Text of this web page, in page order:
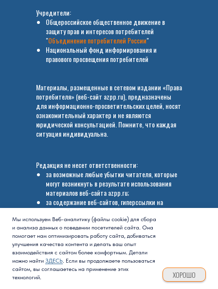
ГЛАВНАЯ АКТУАЛЬНО ЮРИДИЧЕСКИЙ РАЗБОР СУДЕБНЫЕ
Мы используем Веб-аналитику (файлы cookie) для сбора
и анализа данных о поведении посетителей сайта. Она
помогает нам оптимизировать работу сайта, добиваться
улучшения качества контента и делать ваш опыт
взаимодействия с сайтом более комфортным. Детали
можно найти ЗДЕСЬ. Если вы продолжаете пользоваться
сайтом, вы соглашаетесь на применение этих
технологий.
ХОРОШО
Учредители:
Общероссийское общественное движение в
защиту прав и интересов потребителей
"Объединение потребителей России"
Национальный фонд информирования и
правового просвещения потребителей
Материалы, размещенные в сетевом издании «Права
потребителя» (веб-сайт azpp.ru), предназначены
для информационно-просветительских целей, носят
ознакомительный характер и не являются
юридической консультацией. Помните, что каждая
ситуация индивидуальна.
Редакция не несет ответственности:
за возможные любые убытки читателя, которые
могут возникнуть в результате использования
материалов веб-сайта azpp.ru;
за содержание веб-сайтов, гиперссылки на
которые размещены в материалах веб-сайта
azpp.ru.
Вся информация, размещенная на веб-сайте azpp.ru
(сетевое издание «Права потребителя»), охраняется в
соответствии с законодательством РФ об авторском
праве.